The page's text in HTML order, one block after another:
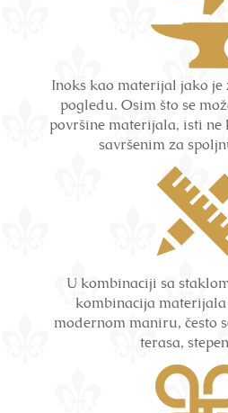
Inoks kao materijal jako je
pogledu. Osim što se
površine materijala, isti ne
savršenim za
U kombinaciji sa
kombinacija
modernom maniru, često
terasa,